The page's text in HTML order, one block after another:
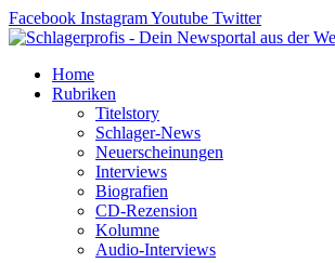
Zum
Inhalt
Facebook InstagramYoutube Twitter
Home
Rubriken
Titelstory
Schlager-News
Neuerscheinungen
Interviews
Biografien
CD-Rezension
Kolumne
Audio-Interviews